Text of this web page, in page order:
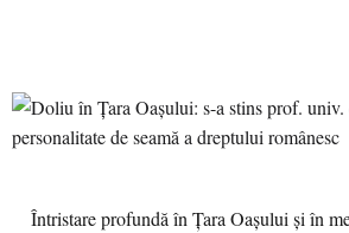
Întristare profundă în Țara Oașului și în